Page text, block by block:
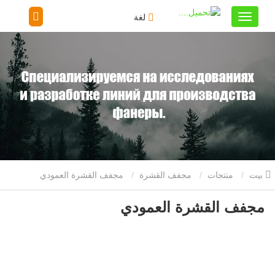
لغة
منتجات مجفف القشرة
مجفف القشرة العمودي